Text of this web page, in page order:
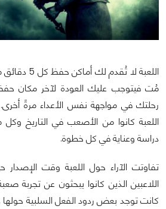
اللعبة لا
مُت فيتوجب عليك العودة لآخر مكان
رحلتك في مواجهة نفس الأعداء مرةً
اللعبة كانوا من الأصعب في التاريخ
دراسة وعناية في كل خطوة.
تفاوتت الآراء حول اللعبة وقت
اللاعبين الذين كانوا يبحثون عن تجربة
كانت توجد بعض ردود الفعل السلبية حولها